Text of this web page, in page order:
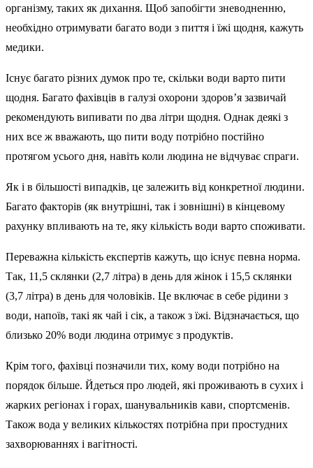
організму, таких як дихання. Щоб запобігти зневодненню,
необхідно отримувати багато води з пиття і їжі щодня, кажуть
медики.
Існує багато різних думок про те, скільки води варто пити
щодня. Багато фахівців в галузі охорони здоров’я зазвичай
рекомендують випивати по два літри щодня. Однак деякі з
них все ж вважають, що пити воду потрібно постійно
протягом усього дня, навіть коли людина не відчуває спраги.
Як і в більшості випадків, це залежить від конкретної людини.
Багато факторів (як внутрішні, так і зовнішні) в кінцевому
рахунку впливають на те, яку кількість води варто споживати.
Переважна кількість експертів кажуть, що існує певна норма.
Так, 11,5 склянки (2,7 літра) в день для жінок і 15,5 склянки
(3,7 літра) в день для чоловіків. Це включає в себе рідини з
води, напоїв, такі як чай і сік, а також з їжі. Відзначається, що
близько 20% води людина отримує з продуктів.
Крім того, фахівці позначили тих, кому води потрібно на
порядок більше. Йдеться про людей, які проживають в сухих і
жарких регіонах і горах, шанувальників кави, спортсменів.
Також вода у великих кількостях потрібна при простудних
захворюваннях і вагітності.